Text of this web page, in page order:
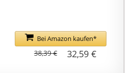
Vogelfutter vor
Feuchtigkeit und
Schimmel schützt und
Bei Amazon kaufen*
32,59 €
38,39 €